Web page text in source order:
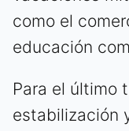
como el
educación
Para el último
estabilización